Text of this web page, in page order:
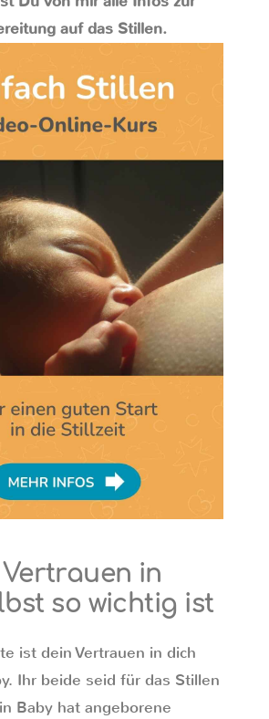
auf das Stillen.
in
so wichtig ist
ist dein Vertrauen in dich
Ihr beide seid für das Stillen
Baby hat angeborene